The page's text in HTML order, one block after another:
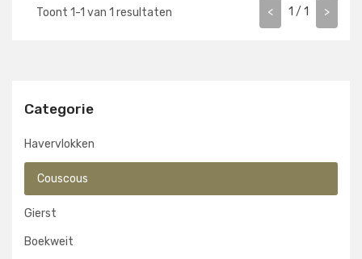
Categorie
Havervlokken
Couscous
Gierst
Boekweit
Toont 1-1 van 1 resultaten < 1 / 1 >